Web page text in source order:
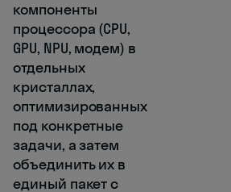
компоненты
процессора (CPU,
GPU, NPU, модем) в
отдельных
кристаллах,
оптимизированных
под конкретные
задачи, а затем
объединить их в
единый пакет с